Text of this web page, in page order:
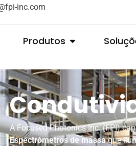
inc.com
Produtos
A Focused Photonics Inc. (FPI)
Espectrómetros de massaque